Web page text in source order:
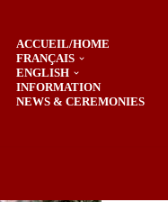
ACCUEIL/HOME
FRANÇAIS
ENGLISH
INFORMATION
NEWS & CEREMONIES